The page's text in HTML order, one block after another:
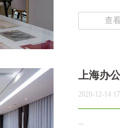
查
上海办
2020-12-14
...